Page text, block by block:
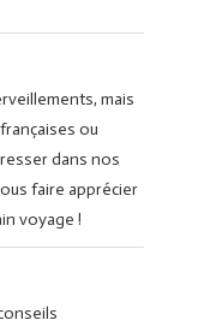
mais
ou
dans nos
faire apprécier
voyage !